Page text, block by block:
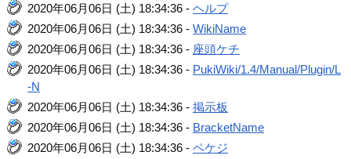
2020年06月06日 (土) 18:34:36 -ヘルプ
2020年06月06日 (土) 18:34:36 -WikiName
2020年06月06日 (土) 18:34:36 - 座頭ケチ
2020年06月06日 (土) 18:34:36 - PukiWiki/1.4/Manual/Plugin/L
-N
2020年06月06日 (土) 18:34:36 -掲示板
2020年06月06日 (土) 18:34:36 - BracketName
2020年06月06日 (土) 18:34:36 -ペケジ